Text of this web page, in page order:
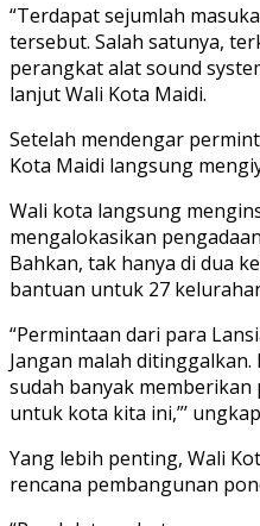
“Terdapat sejumlah
tersebut. Salah satunya,
perangkat alat sound
lanjut Wali Kota Maidi.
Setelah mendengar
Kota Maidi langsung
Wali kota langsung
mengalokasikan
Bahkan, tak hanya di dua
bantuan untuk 27
“Permintaan dari para
Jangan malah
sudah banyak
untuk kota kita ini,”’
Yang lebih penting, Wali
rencana pembangunan